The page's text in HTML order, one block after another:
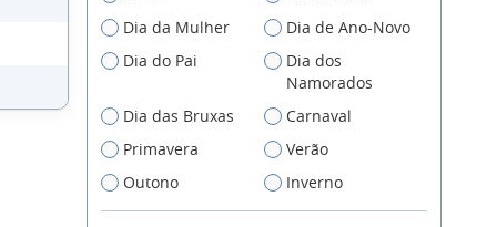
Dia da Mulher
Dia de Ano-Novo
Dia do Pai
Dia dos
Namorados
Dia das Bruxas
Carnaval
Primavera
Verão
Outono
Inverno